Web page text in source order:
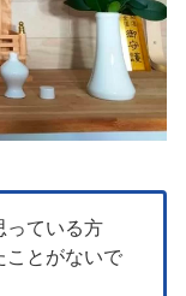
っている方
ことがないで